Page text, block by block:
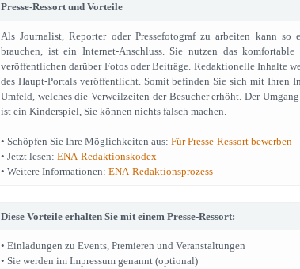
Presse-Ressort und Vorteile
Als Journalist, Reporter oder Pressefotograf zu arbeiten kann so
brauchen, ist ein Internet-Anschluss. Sie nutzen das komfortable
veröffentlichen darüber Fotos oder Beiträge. Redaktionelle Inhalte
des Haupt-Portals veröffentlicht. Somit befinden Sie sich mit Ihren
Umfeld, welches die Verweilzeiten der Besucher erhöht. Der
ist ein Kinderspiel, Sie können nichts falsch machen.
• Schöpfen Sie Ihre Möglichkeiten aus: Für Presse-Ressort bewerben
• Jetzt lesen: ENA-Redaktionskodex
• Weitere Informationen: ENA-Redaktionsprozess
Diese Vorteile erhalten Sie mit einem Presse-Ressort:
• Einladungen zu Events, Premieren und Veranstaltungen
• Sie werden im Impressum genannt (optional)